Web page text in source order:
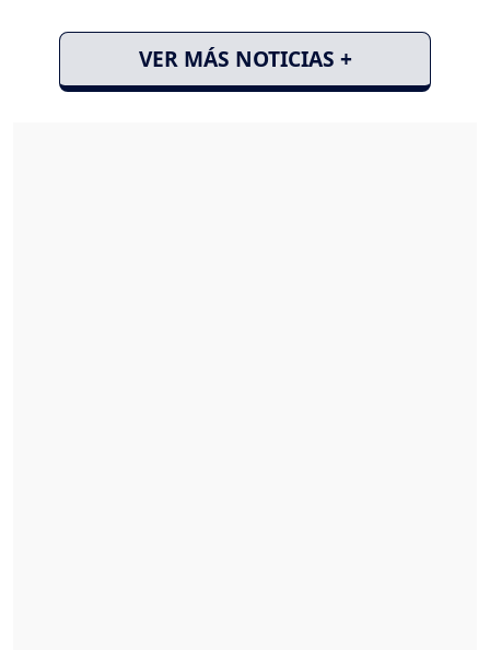
VER MÁS NOTICIAS +